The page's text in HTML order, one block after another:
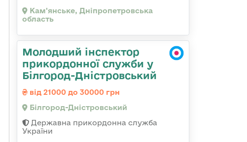
Кам'янське, Дніпропетровська
область
Молодший інспектор
прикордонної служби у
Білгород-Дністровський
від 21000 до 30000 грн
Білгород-Дністровський
Державна прикордонна служба
України